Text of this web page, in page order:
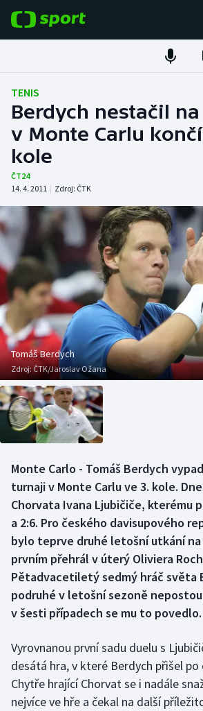
Fotbal
Hokej
Tenis
Atletika
Cyklistika
DALŠÍ SPORTY
Americký fotbal
Baseball a softbal
Basketbal
Biatlon
Boby a skeleton
Curling
Dostihy
Florbal
Futsal
Golf
Gymnastika
Házená
NEPŘEHLÉDNĚTE
Soutěže
Historické návraty
Aplikace ČT sport
AZ kvíz
TENIS
Berdych nestačil
v Monte Carlu
kole
ČT24
14. 4. 2011 | Zdroj: ČTK
Tomáš Berdych
Zdroj:ČTK/Jaroslav Ožana
Monte Carlo - Tomáš Berdych
turnaji v Monte Carlu ve 3. kole.
Chorvata Ivana Ljubičiče, kterému
a 2:6. Pro českého davisupového
bylo teprve druhé letošní utkání
prvním přehrál v úterý Oliviera
Pětadvacetiletý sedmý hráč světa
podruhé v letošní sezoně
v šesti případech se mu to povedlo.
Vyrovnanou první sadu duelu s
desátá hra, v které Berdych přišel po
Chytře hrající Chorvat se i nadále
nejvíce ve hře a čekal na další